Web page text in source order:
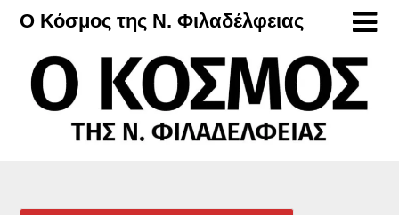
Μετάβαση
περιεχόμενο
Ο Κόσμος της Ν. Φιλαδέλφειας